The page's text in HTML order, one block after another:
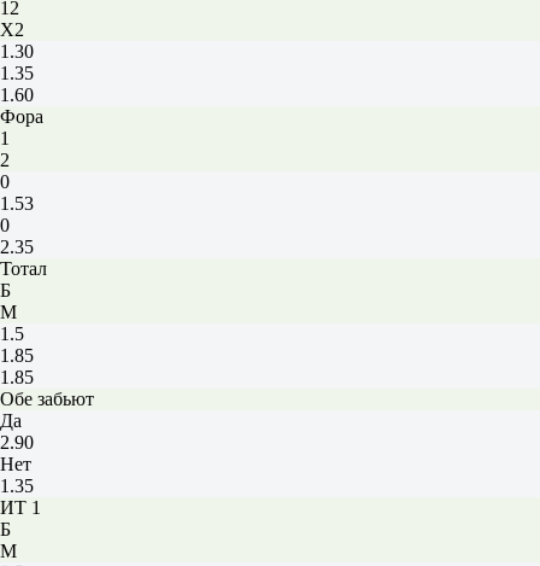
12
X2
1.30
1.35
1.60
Фора
1
2
0
1.53
0
2.35
Тотал
Б
М
1.5
1.85
1.85
Обе забьют
Да
2.90
Нет
1.35
ИТ 1
Б
М